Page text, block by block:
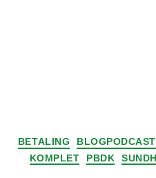
BETALING BLOGPODCAST
KOMPLET
PBDK